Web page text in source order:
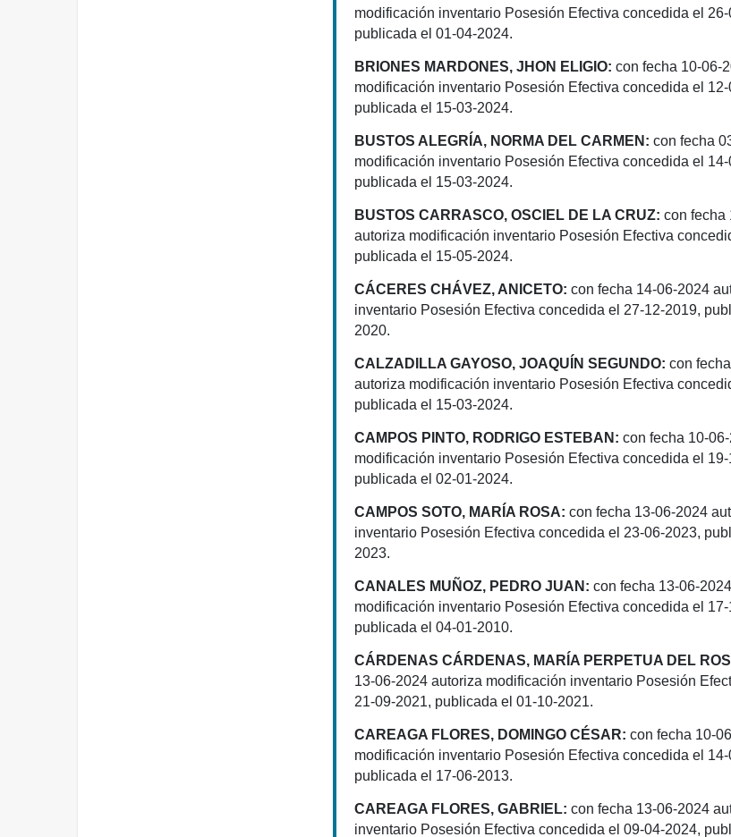
modificación inventario Posesión Efectiva concedida el
publicada el 01-04-2024.
BRIONES MARDONES, JHON ELIGIO: con fecha 10-06-
modificación inventario Posesión Efectiva concedida el
publicada el 15-03-2024.
BUSTOS ALEGRÍA, NORMA DEL CARMEN: con fecha
modificación inventario Posesión Efectiva concedida el
publicada el 15-03-2024.
BUSTOS CARRASCO, OSCIEL DE LA CRUZ: con fecha
autoriza modificación inventario Posesión Efectiva
publicada el 15-05-2024.
CÁCERES CHÁVEZ, ANICETO: con fecha 14-06-2024
inventario Posesión Efectiva concedida el 27-12-2019,
2020.
CALZADILLA GAYOSO, JOAQUÍN SEGUNDO: con
autoriza modificación inventario Posesión Efectiva
publicada el 15-03-2024.
CAMPOS PINTO, RODRIGO ESTEBAN: con fecha 10-
modificación inventario Posesión Efectiva concedida el
publicada el 02-01-2024.
CAMPOS SOTO, MARÍA ROSA: con fecha 13-06-2024
inventario Posesión Efectiva concedida el 23-06-2023,
2023.
CANALES MUÑOZ, PEDRO JUAN: con fecha 13-06-
modificación inventario Posesión Efectiva concedida el
publicada el 04-01-2010.
CÁRDENAS CÁRDENAS, MARÍA PERPETUA DEL
13-06-2024 autoriza modificación inventario Posesión
21-09-2021, publicada el 01-10-2021.
CAREAGA FLORES, DOMINGO CÉSAR: con fecha 10-
modificación inventario Posesión Efectiva concedida el
publicada el 17-06-2013.
CAREAGA FLORES, GABRIEL: con fecha 13-06-2024
inventario Posesión Efectiva concedida el 09-04-2024,